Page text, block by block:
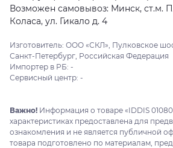
Возможен самовывоз: Минск, ст.м.
Коласа, ул. Гикало д. 4
Изготовитель: ООО «СКЛ», Пулковское
Санкт-Петербург, Российская Федерация
Импортер в РБ: -
Сервисный центр: -
Важно! Информация о товаре «IDDIS
характеристиках предоставлена для
ознакомления и не является публичной
товара подготовлено по материалам,